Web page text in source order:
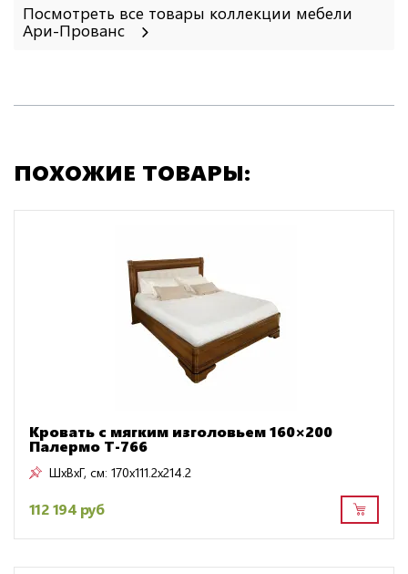
Посмотреть все товары коллекции мебели
Ари-Прованс
ПОХОЖИЕ ТОВАРЫ:
Кровать с мягким изголовьем 160×200
Палермо T-766
ШxВxГ, см: 170x111.2x214.2
112 194 руб